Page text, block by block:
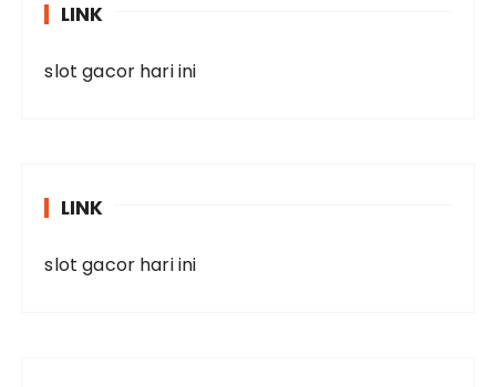
LINK
slot gacor hari ini
LINK
slot gacor hari ini